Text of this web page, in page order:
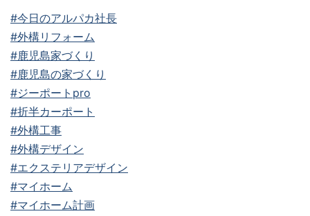
#今日のアルパカ社長
#外構リフォーム
#鹿児島家づくり
#鹿児島の家づくり
#ジーポートpro
#折半カーポート
#外構工事
#外構デザイン
#エクステリアデザイン
#マイホーム
#マイホーム計画